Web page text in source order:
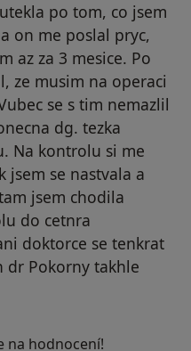
po tom, co jsem
on me poslal pryc,
az za 3 mesice. Po
ze musim na operaci
se s tim nemazlil
dg. tezka
Na kontrolu si me
jsem se nastvala a
jsem chodila
do cetnra
doktorce se tenkrat
dr Pokorny takhle
Váš účet byl odstraněn
na hodnocení!